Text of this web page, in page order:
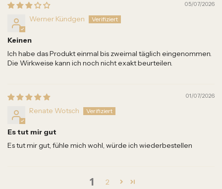
05/07/2026
Werner Kündgen
Keinen
Ich habe das Produkt einmal bis zweimal täglich eingenommen.
Die Wirkweise kann ich noch nicht exakt beurteilen.
01/07/2026
Renate Wotsch
Es tut mir gut
Es tut mir gut, fühle mich wohl, würde ich wiederbestellen
1 2